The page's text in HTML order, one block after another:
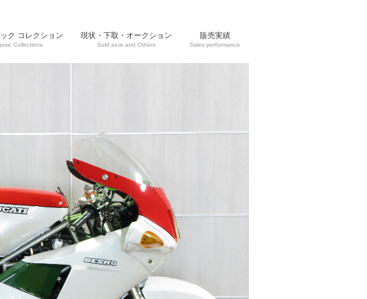
ク コレクション
Collections
現状・下取・オークション
Sold as-is and Others
販売実績
Sales performance